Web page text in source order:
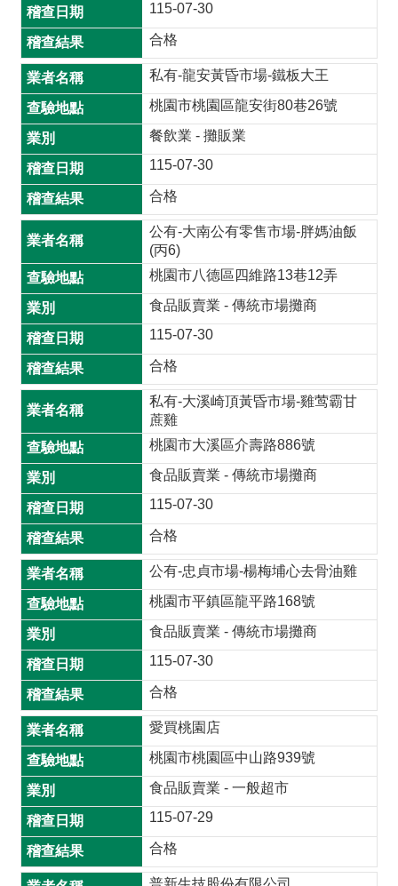
開
放
宣
告
網
站
安
全
政
隱
私
權
政
115-07-30
合格
私有-龍安黃昏市場-鐵板大王
桃園市桃園區龍安街80巷26號
餐飲業 - 攤販業
115-07-30
合格
公有-大南公有零售市場-胖媽油飯
(丙6)
桃園市八德區四維路13巷12弄
食品販賣業 - 傳統市場攤商
115-07-30
合格
私有-大溪崎頂黃昏市場-雞莺霸甘
蔗雞
桃園市大溪區介壽路886號
食品販賣業 - 傳統市場攤商
115-07-30
合格
公有-忠貞市場-楊梅埔心去骨油雞
桃園市平鎮區龍平路168號
食品販賣業 - 傳統市場攤商
115-07-30
合格
愛買桃園店
桃園市桃園區中山路939號
食品販賣業 - 一般超市
115-07-29
合格